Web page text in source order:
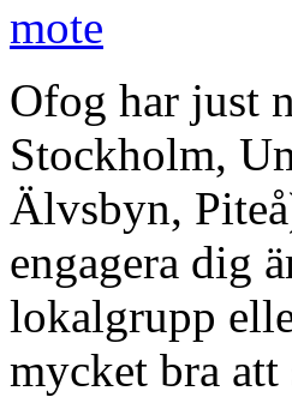
mote
Ofog har just
Stockholm,
Älvsbyn,
engagera dig
lokalgrupp
mycket bra